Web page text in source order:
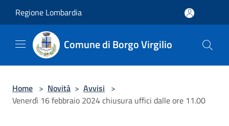
Regione Lombardia
Comune di Borgo Virgilio
Home > Novità > Avvisi >
Venerdì 16 febbraio 2024 chiusura uffici dalle ore 11.00